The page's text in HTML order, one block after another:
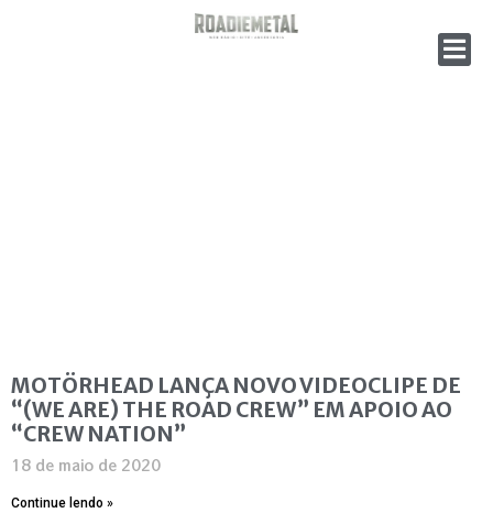
MOTÖRHEAD LANÇA NOVO VIDEOCLIPE DE
“(WE ARE) THE ROAD CREW” EM APOIO AO
“CREW NATION”
18 de maio de 2020
Continue lendo »